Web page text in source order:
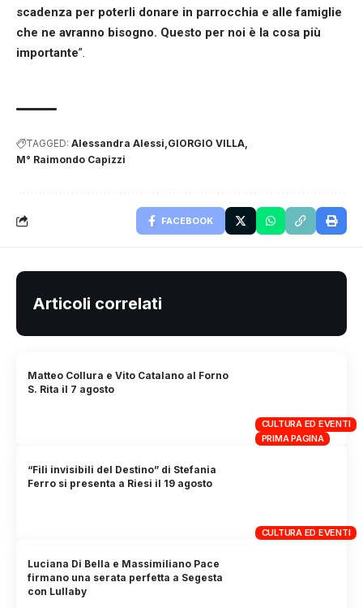
scadenza per poterli donare in parrocchia e alle famiglie
che ne avranno bisogno. Questo per noi è la cosa più
importante”.
TAGGED: Alessandra Alessi GIORGIO VILLA
M° Raimondo Capizzi
FACEBOOK
Articoli correlati
CULTURA ED EVENTI
PRIMA PAGINA
Matteo Collura e Vito Catalano al Forno
S. Rita il 7 agosto
CULTURA ED EVENTI
“Fili invisibili del Destino” di Stefania
Ferro si presenta a Riesi il 19 agosto
Luciana Di Bella e Massimiliano Pace
firmano una serata perfetta a Segesta
con Lullaby